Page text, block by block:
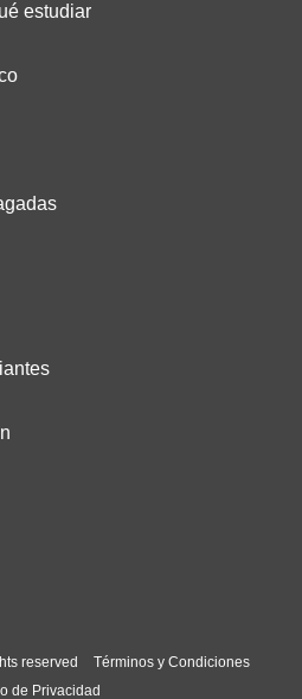
estudiar
reserved
Términos y Condiciones
de Privacidad